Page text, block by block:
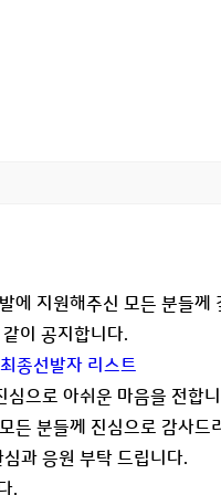
지원해주신 모든 분들께
이 공지합니다.
종선발자 리스트
으로 아쉬운 마음을 전합
든 분들께 진심으로 감사드
과 응원 부탁 드립니다.
.